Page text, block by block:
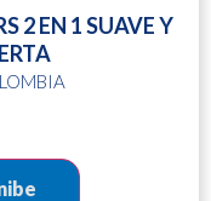
2 EN 1 SUAVE Y